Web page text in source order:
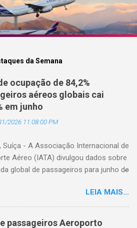
da Semana
ocupação de 84,2%
aéreos globais cai
em junho
2026 11:08:00 PM
Suíça - A Associação Internacional de
Aéreo (IATA) divulgou dados sobre
global de passageiros para junho de
quilômetro pagos (RPK), caiu 1,7%
com junho de 2025. Excluindo
Médio, a demanda diminuiu 0,6%. A
LEIA MAIS...
passageiros Aeroporto